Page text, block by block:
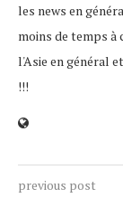
les news en
moins de temps à
l'Asie en général
!!!
previous post